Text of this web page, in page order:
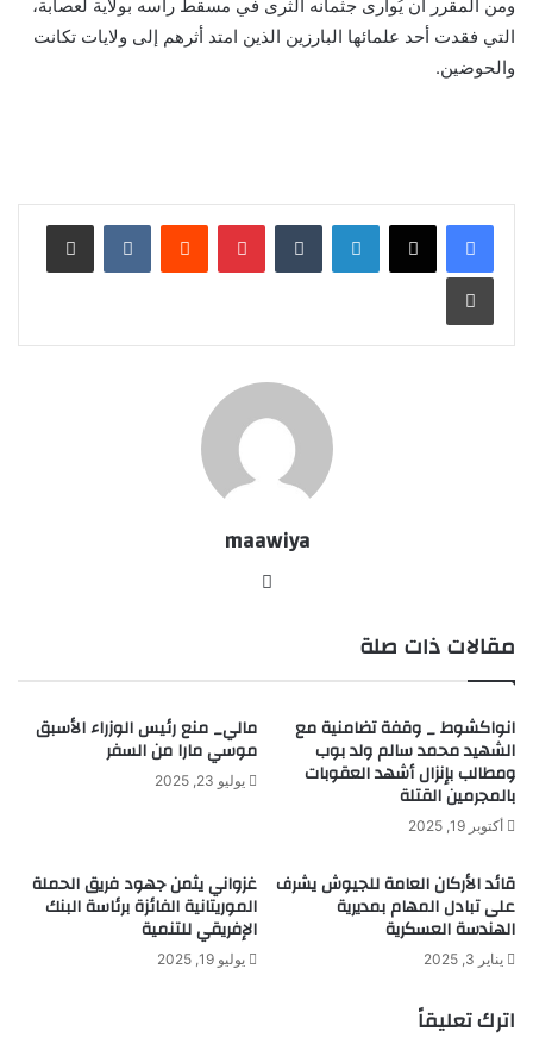
ومن المقرر أن يُوارى جثمانه الثرى في مسقط رأسه بولاية لعصابة،
التي فقدت أحد علمائها البارزين الذين امتد أثرهم إلى ولايات تكانت
والحوضين.
لينكدإن بينتيريست مشاركة عبر البريد
طباعة
maawiya
مقالات ذات صلة
انواكشوط _ وقفة تضامنية مع
الشهيد محمد سالم ولد بوب
ومطالب بإنزال أشهد العقوبات
بالمجرمين القتلة
أكتوبر 19, 2025
مالي_ منع رئيس الوزراء الأسبق
موسي مارا من السفر
يوليو 23, 2025
قائد الأركان العامة للجيوش يشرف
على تبادل المهام بمديرية
الهندسة العسكرية
يناير 3, 2025
غزواني يثمن جهود فريق الحملة
الموريتانية الفائزة برئاسة البنك
الإفريقي للتنمية
يوليو 19, 2025
اترك تعليقاً